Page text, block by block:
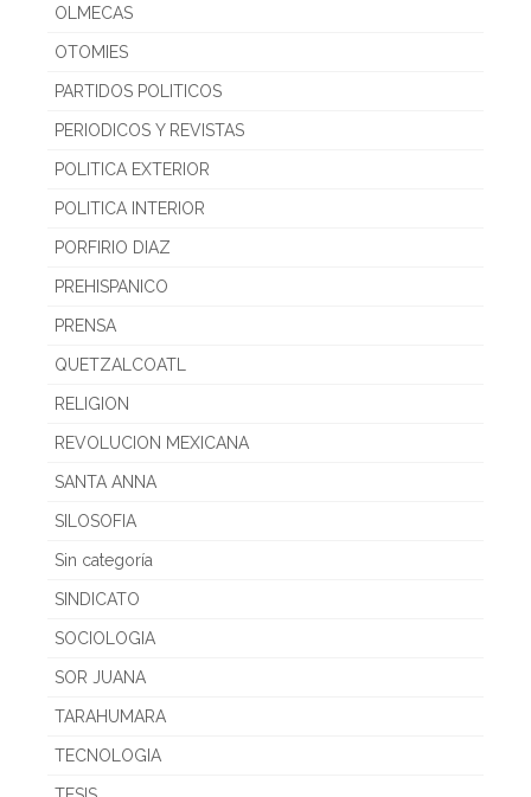
OLMECAS
OTOMIES
PARTIDOS POLITICOS
PERIODICOS Y REVISTAS
POLITICA EXTERIOR
POLITICA INTERIOR
PORFIRIO DIAZ
PREHISPANICO
PRENSA
QUETZALCOATL
RELIGION
REVOLUCION MEXICANA
SANTA ANNA
SILOSOFIA
Sin categoría
SINDICATO
SOCIOLOGIA
SOR JUANA
TARAHUMARA
TECNOLOGIA